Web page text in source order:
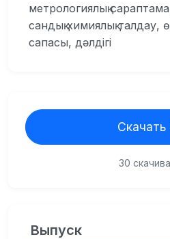
метрологиялық
сандық химиялық талдау,
сапасы, дәлдігі
Скачать
30
Выпуск